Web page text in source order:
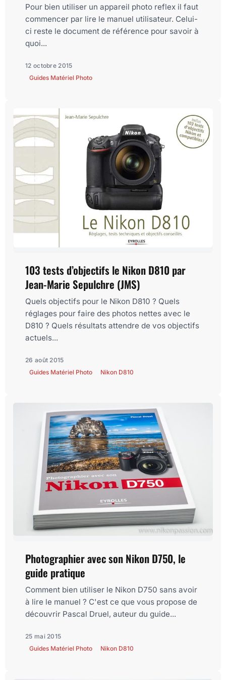
Pour bien utiliser un appareil photo reflex il faut
commencer par lire le manuel utilisateur. Celui-
ci reste le document de référence pour savoir à
quoi...
12 octobre 2015
Guides Matériel Photo
103 tests d’objectifs le Nikon D810 par
Jean-Marie Sepulchre (JMS)
Quels objectifs pour le Nikon D810 ? Quels
réglages pour faire des photos nettes avec le
D810 ? Quels résultats attendre de vos objectifs
actuels...
26 août 2015
Guides Matériel Photo
Nikon D810
Photographier avec son Nikon D750, le
guide pratique
Comment bien utiliser le Nikon D750 sans avoir
à lire le manuel ? C'est ce que vous propose de
découvrir Pascal Druel, auteur du guide...
25 mai 2015
Guides Matériel Photo
Nikon D810